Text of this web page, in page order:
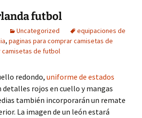
futbol
Uncategorized
equipaciones de
, paginas para comprar camisetas de
de futbol
redondo, uniforme de estados
detalles rojos en cuello y mangas
también incorporarán un remate
La imagen de un león estará